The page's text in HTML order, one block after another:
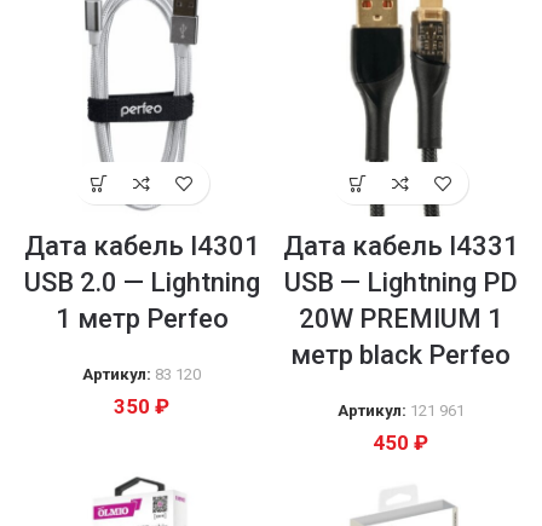
Дата кабель I4301
USB 2.0 — Lightning
1 метр Perfeo
Артикул: 83 120
350 ₽
Дата кабель I4331
USB — Lightning PD
20W PREMIUM 1
метр black Perfeo
Артикул: 121 961
450 ₽